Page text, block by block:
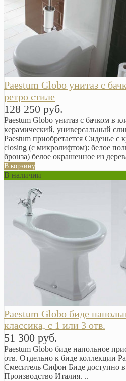
Paestum Globo унитаз с
ретро стиле
128 250 руб.
Paestum Globo унитаз с бачком в
керамический, универсальный
Paestum приобретается Сиденье
closing (с микролифтом): белое
бронза) белое окрашенное из
В корзину
В наличии
Paestum Globo биде
классика, с 1 или 3 отв.
51 300 руб.
Paestum Globo биде напольное
отв. Отдельно к биде коллекции
Смеситель Сифон Биде доступно
Производство Италия. ..